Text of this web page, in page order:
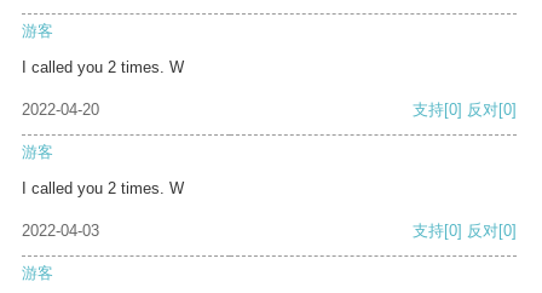
游客
I called you 2 times. W
2022-04-20 支持[0] 反对[0]
游客
I called you 2 times. W
2022-04-03 支持[0] 反对[0]
游客